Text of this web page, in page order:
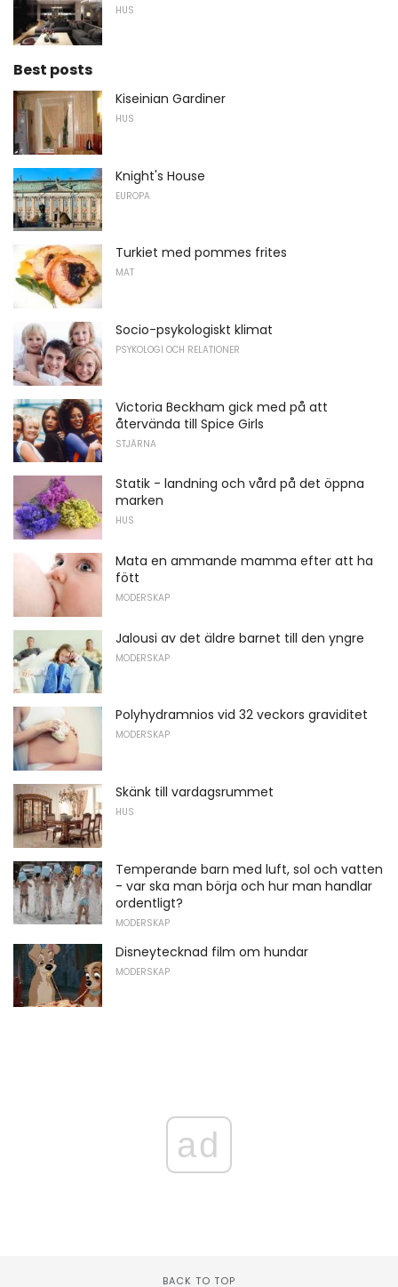
HUS
Best posts
Kiseinian Gardiner
HUS
Knight's House
EUROPA
Turkiet med pommes frites
MAT
Socio-psykologiskt klimat
PSYKOLOGI OCH RELATIONER
Victoria Beckham gick med på att
återvända till Spice Girls
STJÄRNA
Statik - landning och vård på det öppna
marken
HUS
Mata en ammande mamma efter att ha
fött
MODERSKAP
Jalousi av det äldre barnet till den yngre
MODERSKAP
Polyhydramnios vid 32 veckors graviditet
MODERSKAP
Skänk till vardagsrummet
HUS
Temperande barn med luft, sol och vatten
- var ska man börja och hur man handlar
ordentligt?
MODERSKAP
Disneytecknad film om hundar
MODERSKAP
ad
BACK TO TOP